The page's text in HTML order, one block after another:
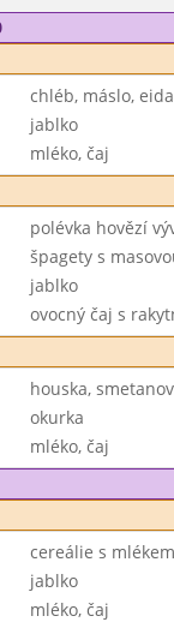
chléb, máslo,
jablko
mléko, čaj
polévka hovězí
špagety s
jablko
ovocný čaj s
houska,
okurka
mléko, čaj
cereálie s mlékem
jablko
mléko, čaj